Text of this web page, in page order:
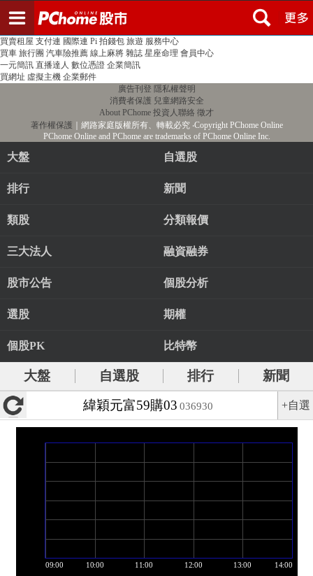
PChome首頁 線上購物 24h購物 書店
買賣租屋 支付連 國際連 Pi 拍錢包 旅遊 服務中心
買車 旅行團 汽車險推薦 線上麻將 雜誌 星座命理 會員中心
一元簡訊 直播達人 數位憑證 企業簡訊
買網址 虛擬主機 企業郵件
廣告刊登 隱私權聲明
消費者保護 兒童網路安全
About PChome 投資人聯絡 徵才
著作權保護 ｜網路家庭版權所有、轉載必究‧Copyright PChome Online
PChome Online and PChome are trademarks of PChome Online Inc.
大盤 自選股
排行 新聞
類股 分類報價
三大法人 融資融券
股市公告 個股分析
選股 期權
個股PK 比特幣
大盤 自選股 排行
新聞
緯穎元富59購03 036930 +自選